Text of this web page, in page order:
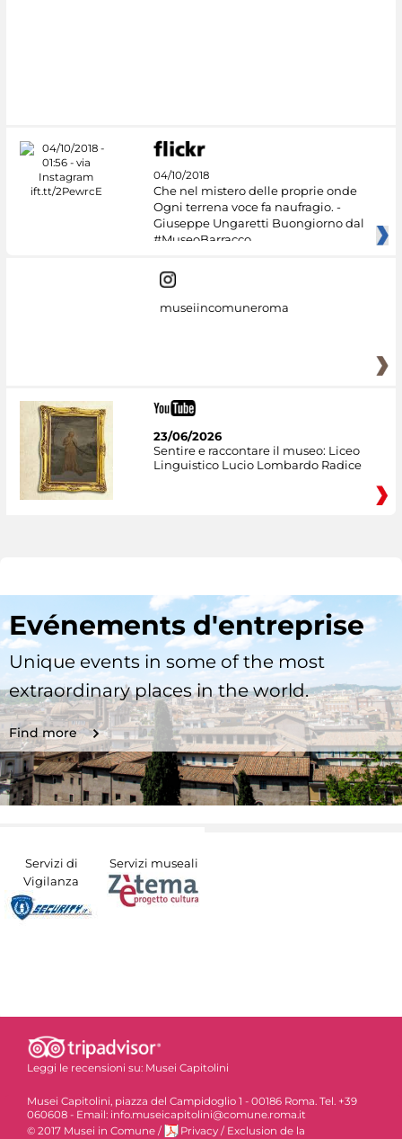
04/10/2018
Che nel mistero delle proprie onde
Ogni terrena voce fa naufragio. -
Giuseppe Ungaretti Buongiorno dal
#MuseoBarracco
museiincomuneroma
23/06/2026
Sentire e raccontare il museo: Liceo
Linguistico Lucio Lombardo Radice
Evénements d'entreprise
Unique events in some of the most
extraordinary places in the world.
Find more
Servizi di
Vigilanza
Servizi museali
Leggi le recensioni su: Musei Capitolini
Musei Capitolini, piazza del Campidoglio 1 - 00186 Roma. Tel. +39
060608 - Email: info.museicapitolini@comune.roma.it
© 2017 Musei in Comune / Privacy / Exclusion de la